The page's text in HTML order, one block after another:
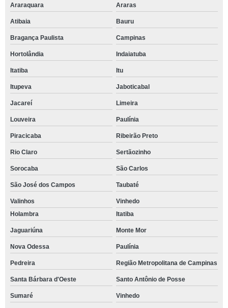
Araraquara Araras
Atibaia Bauru
Bragança Paulista Campinas
Hortolândia Indaiatuba
Itatiba Itu
Itupeva Jaboticabal
Jacareí Limeira
Louveira Paulínia
Piracicaba Ribeirão Preto
Rio Claro Sertãozinho
Sorocaba São Carlos
São José dos Campos Taubaté
Valinhos
Vinhedo
Holambra
Itatiba
Jaguariúna Monte Mor
Nova Odessa Paulínia
Pedreira Região Metropolitana de Campinas
Santa Bárbara d'Oeste Santo Antônio de Posse
Sumaré Vinhedo